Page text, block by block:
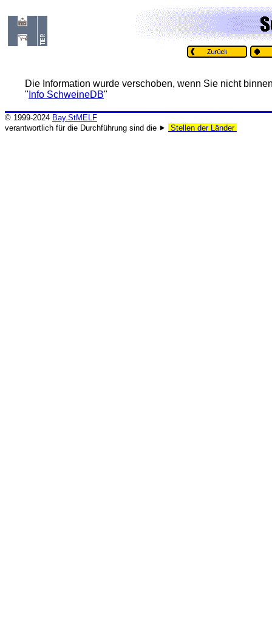
Die Information wurde verschoben, wenn Sie nicht
" Info SchweineDB"
© 1999-2024 Bay.StMELF
verantwortlich für die Durchführung sind die ⯈
Stellen der Länder